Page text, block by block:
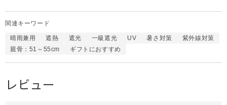
関連キーワード
晴雨兼用 遮熱 遮光 一級遮光 UV 暑さ対策
紫外線対策
親骨：51～55cm
ギフトにおすすめ
レビュー